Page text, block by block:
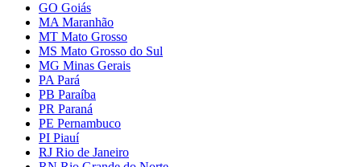
GO Goiás
MA Maranhão
MT Mato Grosso
MS Mato Grosso do Sul
MG Minas Gerais
PA Pará
PB Paraíba
PR Paraná
PE Pernambuco
PI Piauí
RJ Rio de Janeiro